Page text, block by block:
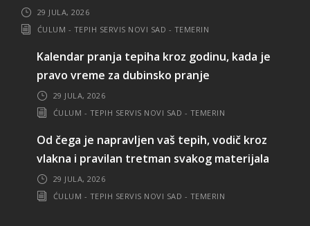
29 JULA, 2026
ĆULUM - TEPIH SERVIS NOVI SAD - TEMERIN
Kalendar pranja tepiha kroz godinu, kada je
pravo vreme za dubinsko pranje
29 JULA, 2026
ĆULUM - TEPIH SERVIS NOVI SAD - TEMERIN
Od čega je napravljen vaš tepih, vodič kroz
vlakna i pravilan tretman svakog materijala
29 JULA, 2026
ĆULUM - TEPIH SERVIS NOVI SAD - TEMERIN